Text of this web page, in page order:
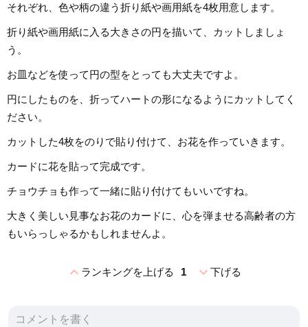
それぞれ、色や柄の違う折り紙や画用紙を4枚用意します。
折り紙や画用紙に入る大きさの円を描いて、カットしましょ
う。
お皿などを使って円の型をとっても大丈夫ですよ。
円にしたものを、折ってハートの形になるようにカットしてく
ださい。
カットした4枚をのりで貼り付けて、お花を作っていきます。
カードに花を貼って完成です。
チョウチョも作って一緒に貼り付けてもいいですね。
大きく美しい見事なお花のカードに、心を弾ませる高齢者の方
もいらっしゃるかもしれませんよ。
expand_lessランキングを上げる 1 expand_more下げる